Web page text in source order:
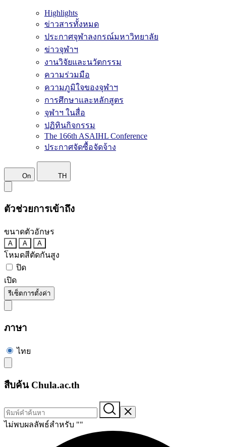
Highlights
ข่าวสารทั้งหมด
ประกาศจุฬาลงกรณ์มหาวิทยาลัย
ข่าวจุฬาฯ
งานวิจัยและนวัตกรรม
ความร่วมมือ
ความภูมิใจของจุฬาฯ
การศึกษาและหลักสูตร
จุฬาฯ ในสื่อ
ปฏิทินกิจกรรม
The 166th ASAIHL Conference
ประกาศจัดซื้อจัดจ้าง
On TH
ตัวช่วยการเข้าถึง
ขนาดตัวอักษร
A A A
โหมดสีตัดกันสูง
ปิด
เปิด
รีเซ็ตการตั้งค่า
ภาษา
ไทย
สืบค้น Chula.ac.th
ไม่พบผลลัพธ์สำหรับ ""